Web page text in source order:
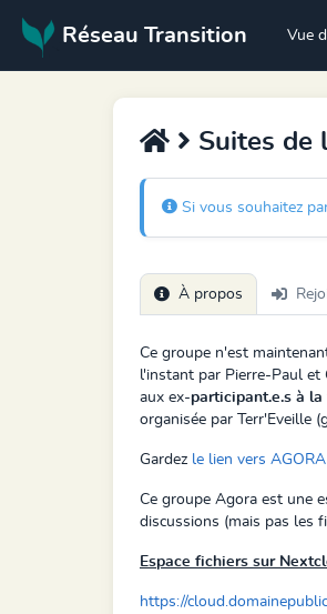
Réseau Transition Vue
Suites de
Si vous souhaitez
À propos
Ce groupe n'est
l'instant par Pierre-Paul et
aux ex-participant.e.s à
organisée par Terr'Eveille (
Gardez le lien vers AGORA
Ce groupe Agora est une
discussions (mais pas les
Espace fichiers sur
https://